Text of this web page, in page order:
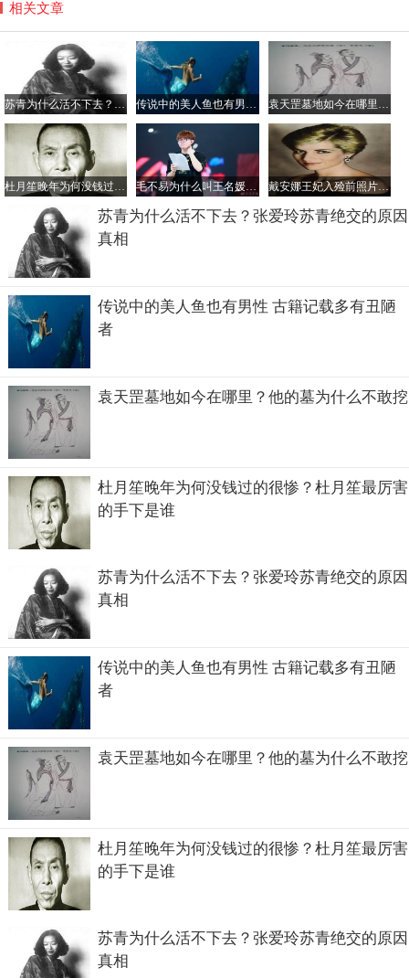
慈禧太后在无名指和小指上带着护甲套
清朝指甲套一定要带吗等级怎么分
清朝护甲套在宫内是要带的，但是也分级别，低级别的答
甲套没有明确的等级之分，不过，肯定是等级越高的戴的越
贵重。因为指甲套是有很多类别的，金，银，玉等，而且带
的时候最多带四个手指，一般会带在无名指和小拇指上，也
相关文章
苏青为什么活不下去？张爱玲苏青绝交的原因真相 传说中的美人鱼也有男性 古籍记载多有丑陋者 袁天罡墓地如今在哪里？他的墓为什么不敢挖
杜月笙晚年为何没钱过的很惨？杜月笙最厉害的手下是谁 毛不易为什么叫王名媛？他为姐姐写的歌叫什么 戴安娜王妃入殓前照片，车祸非常惨烈王妃都被毁容了
苏青为什么活不下去？张爱玲苏青绝交的原因
真相
传说中的美人鱼也有男性 古籍记载多有丑陋
者
袁天罡墓地如今在哪里？他的墓为什么不敢挖
杜月笙晚年为何没钱过的很惨？杜月笙最厉害
的手下是谁
苏青为什么活不下去？张爱玲苏青绝交的原因
真相
传说中的美人鱼也有男性 古籍记载多有丑陋
者
袁天罡墓地如今在哪里？他的墓为什么不敢挖
杜月笙晚年为何没钱过的很惨？杜月笙最厉害
的手下是谁
苏青为什么活不下去？张爱玲苏青绝交的原因
真相